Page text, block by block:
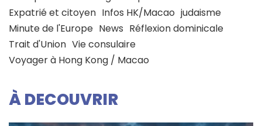
Expatrié et citoyen Infos HK/Macao judaisme
Minute de l'Europe News Réflexion dominicale
Trait d'Union Vie consulaire
Voyager à Hong Kong / Macao
À DECOUVRIR